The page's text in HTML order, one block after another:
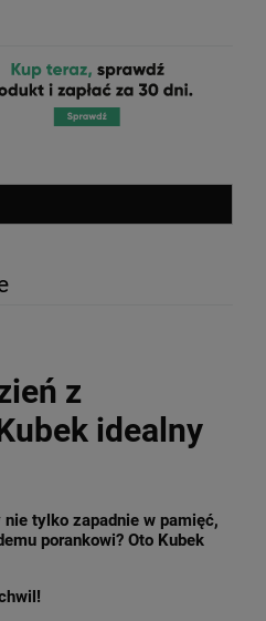
z
idealny
tylko zapadnie w pamięć,
porankowi? Oto Kubek